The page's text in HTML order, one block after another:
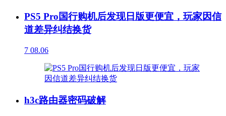
PS5 Pro国行购机后发现日版更便宜，玩家因信
道差异纠结换货
7 08.06
h3c路由器密码破解